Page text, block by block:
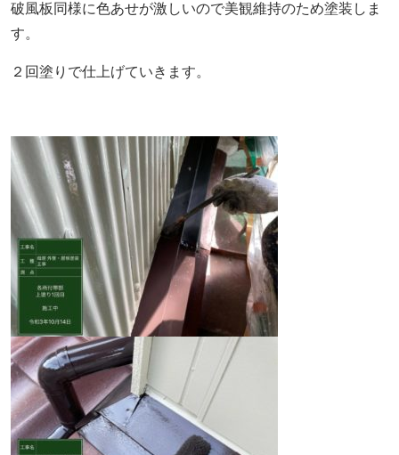
破風板同様に色あせが激しいので美観維持のため塗装しま
す。
２回塗りで仕上げていきます。